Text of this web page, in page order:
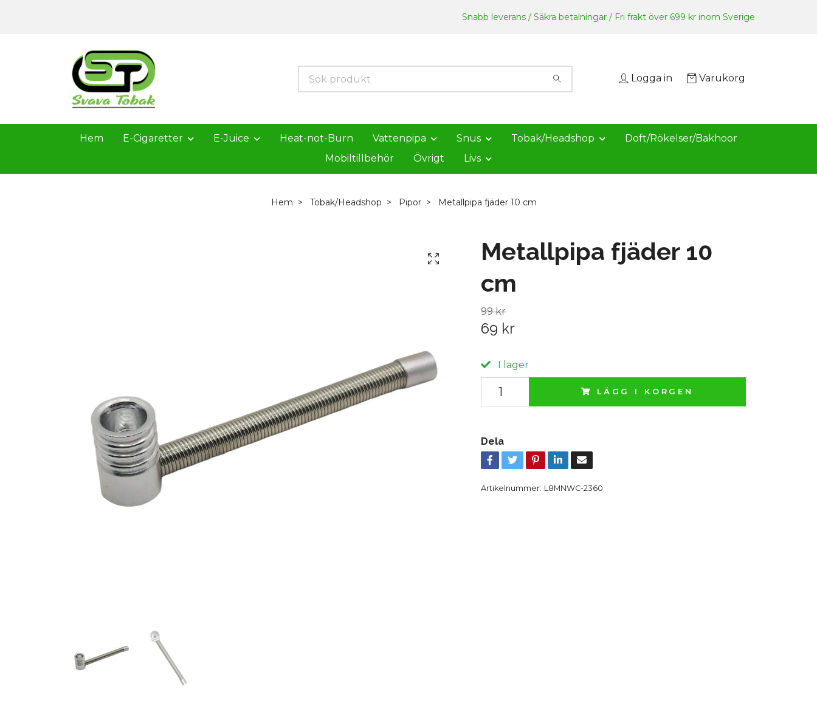
Snabb leverans / Säkra betalningar / Fri frakt över 699 kr inom Sverige
Logga in Varukorg
Hem E-Cigaretter E-Juice Heat-not-Burn Vattenpipa Snus Tobak/Headshop
Doft/Rökelser/Bakhoor
Mobiltillbehör
Övrigt Livs
Hem Tobak/Headshop Pipor Metallpipa fjäder 10 cm
Metallpipa fjäder 10
cm
99 kr
69 kr
I lager
LÄGG I KORGEN
Dela
Artikelnummer: L8MNWC-2360